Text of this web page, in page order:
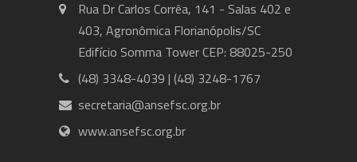
Rua Dr Carlos Corrêa, 141 - Salas 402 e
403, Agronômica Florianópolis/SC
Edifício Somma Tower CEP: 88025-250
(48) 3348-4039 | (48) 3248-1767
secretaria@ansefsc.org.br
www.ansefsc.org.br